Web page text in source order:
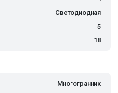
Светодиодная
5
18
Многогранник